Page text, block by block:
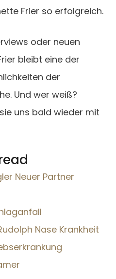
Frier so erfolgreich.
oder neuen
bleibt eine der
der
Und wer weiß?
uns bald wieder mit
Neuer Partner
Nase Krankheit